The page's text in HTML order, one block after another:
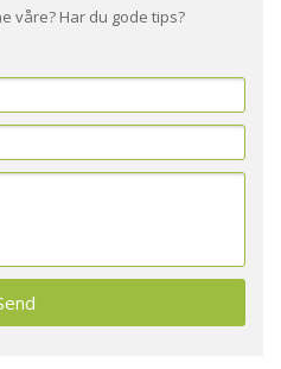
våre? Har du gode tips?